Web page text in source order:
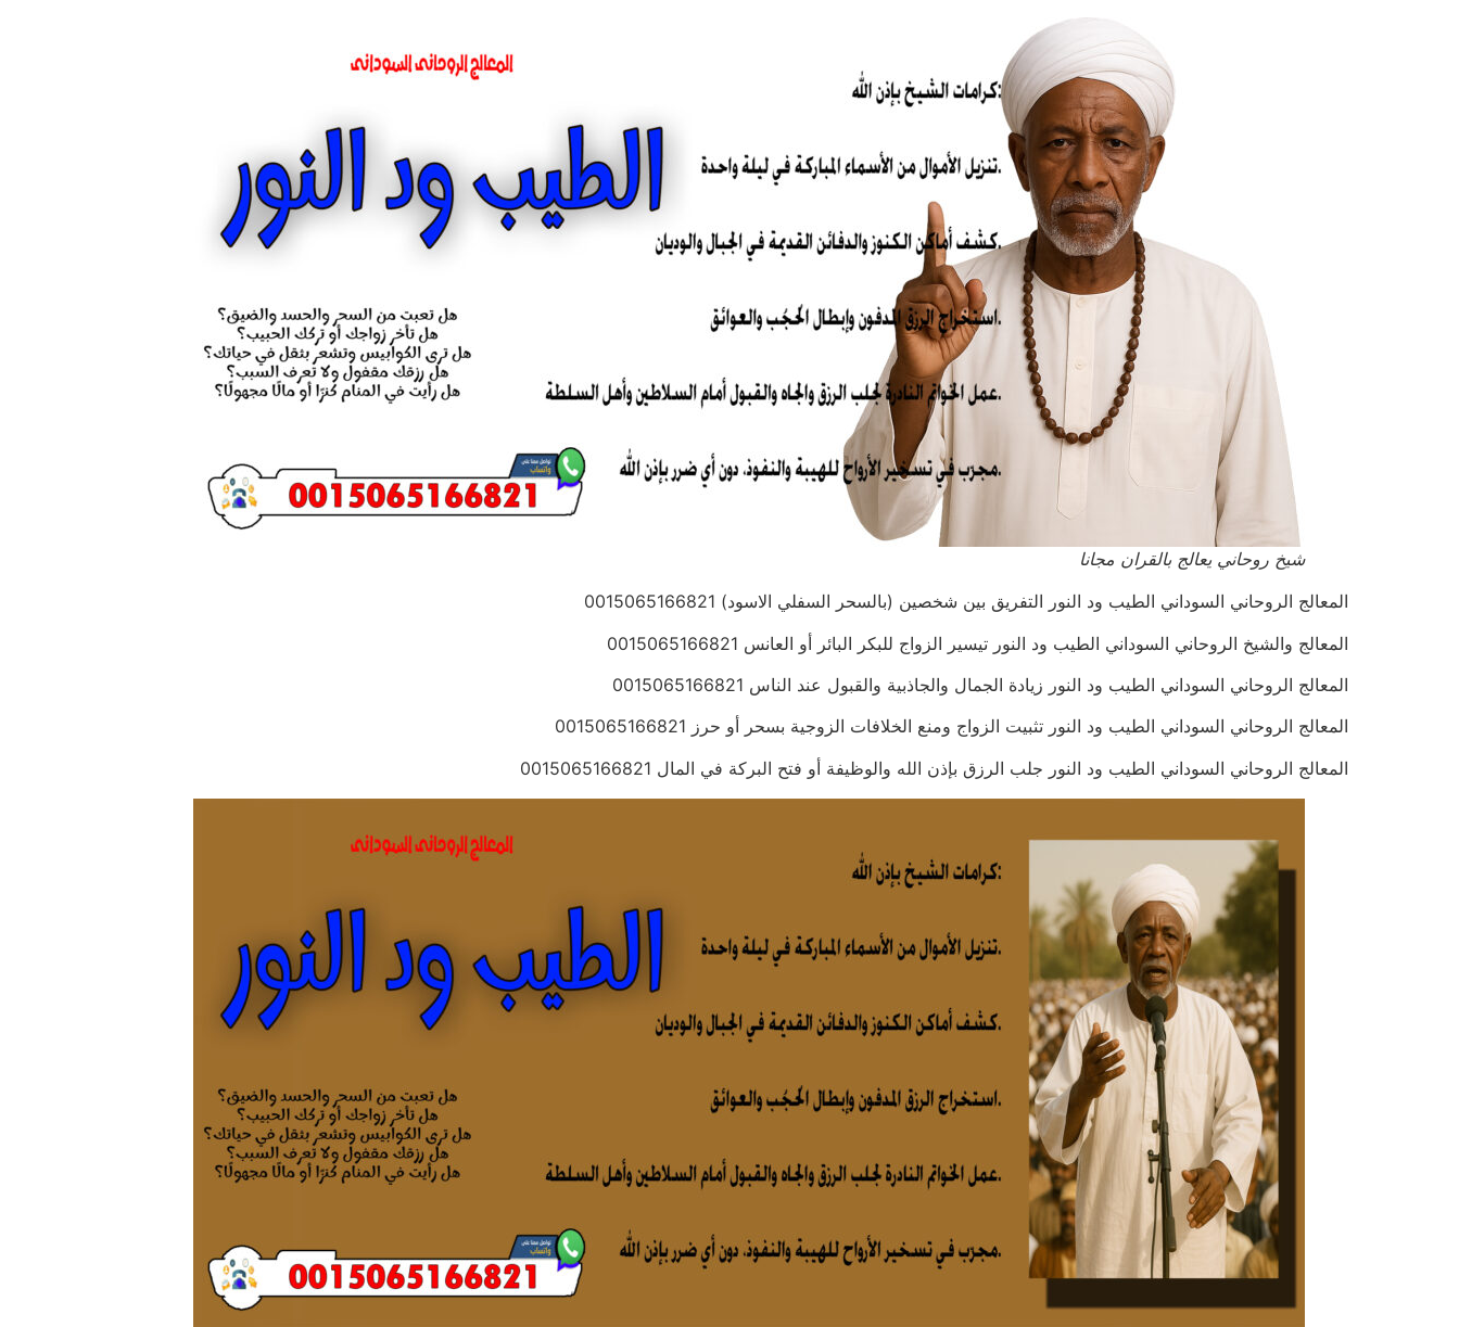
شيخ روحاني يعالج بالقران مجانا
المعالج الروحاني السوداني الطيب ود النور التفريق بين شخصين (بالسحر السفلي الاسود) 0015065166821
المعالج والشيخ الروحاني السوداني الطيب ود النور تيسير الزواج للبكر البائر أو العانس 0015065166821
المعالج الروحاني السوداني الطيب ود النور زيادة الجمال والجاذبية والقبول عند الناس 0015065166821
المعالج الروحاني السوداني الطيب ود النور تثبيت الزواج ومنع الخلافات الزوجية بسحر أو حرز 0015065166821
المعالج الروحاني السوداني الطيب ود النور جلب الرزق بإذن الله والوظيفة أو فتح البركة في المال 0015065166821